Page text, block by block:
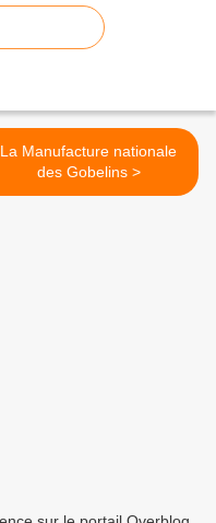
La Manufacture nationale
des Gobelins >